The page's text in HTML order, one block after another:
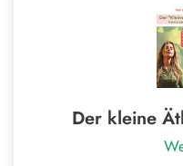
Der kleine